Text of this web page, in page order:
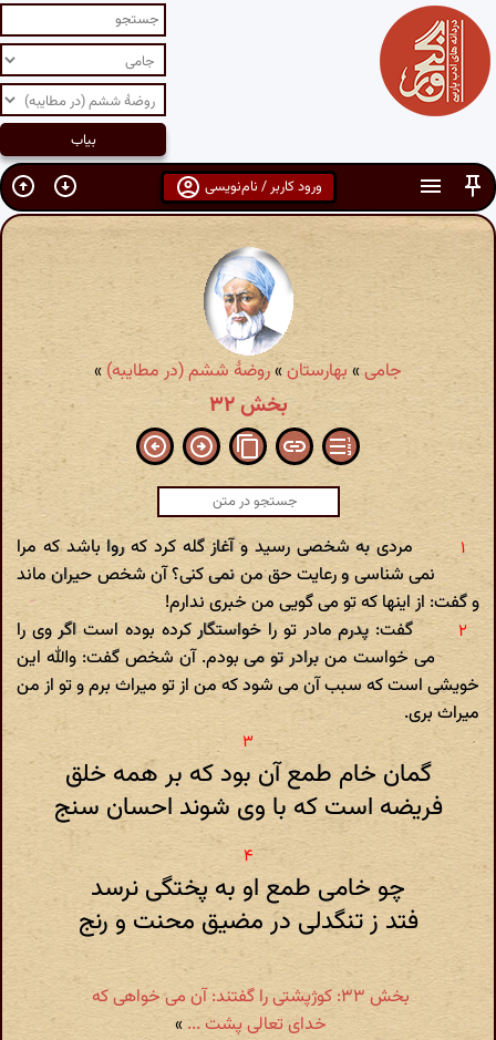
ورود کاربر / نام‌نویسی
جامی» بهارستان»روضهٔ ششم (در مطایبه) »
بخش ۳۲
مردی به شخصی رسید و آغاز گله کرد که روا باشد که مرا
نمی شناسی و رعایت حق من نمی کنی؟ آن شخص حیران ماند
و گفت: از اینها که تو می گویی من خبری ندارم!
گفت: پدرم مادر تو را خواستگار کرده بوده است اگر وی را
می خواست من برادر تو می بودم. آن شخص گفت: والله این
خویشی است که سبب آن می شود که من از تو میراث برم و تو از من
میراث بری.
گمان خام طمع آن بود که بر همه خلق
فریضه است که با وی شوند احسان سنج
چو خامی طمع او به پختگی نرسد
فتد ز تنگدلی در مضیق محنت و رنج
بخش ۳۳: کوژپشتی را گفتند: آن می خواهی که
خدای تعالی پشت ... »